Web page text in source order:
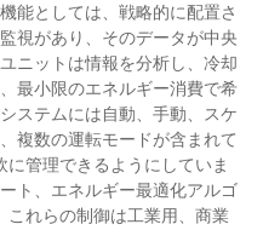
能としては、戦略的に配置さ
視があり、そのデータが中央
ニットは情報を分析し、冷却
最小限のエネルギー消費で希
ステムには自動、手動、スケ
複数の運転モードが含まれて
管理できるようにしていま
ト、エネルギー最適化アルゴ
これらの制御は工業用、商業